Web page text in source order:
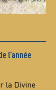
l’année
la Divine